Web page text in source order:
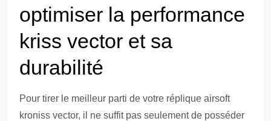
optimiser la performance
kriss vector et sa
durabilité
Pour tirer le meilleur parti de votre réplique airsoft
kroniss vector, il ne suffit pas seulement de posséder